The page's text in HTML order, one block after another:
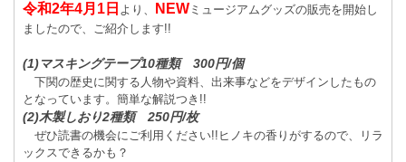
令和2年4月1 日 より、 NEW ミュージアムグッズの販売を開始し
ましたので、ご紹介します!!
(1)マスキングテープ10種類 300円/個
下関の歴史に関する人物や資料、出来事などをデザインしたもの
となっています。簡単な解説つき!!
(2)木製しおり2種類 250円/枚
ぜひ読書の機会にご利用ください!!ヒノキの香りがするので、リラ
ックスできるかも？